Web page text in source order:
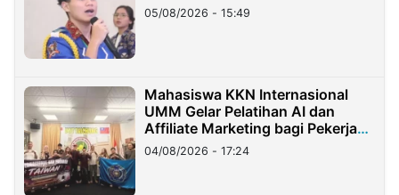
05/08/2026 - 15:49
Mahasiswa KKN Internasional
UMM Gelar Pelatihan AI dan
Affiliate Marketing bagi Pekerja
Migran Indonesia di Taiwan
04/08/2026 - 17:24